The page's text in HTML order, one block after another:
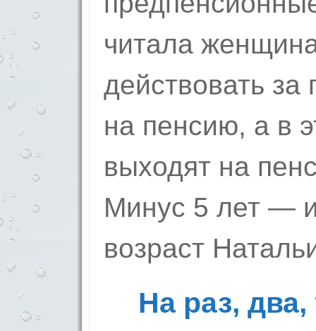
читала
действовать за
на пенсию, а в
выходят на
Минус 5 лет — и
возр­аст
На раз, два,